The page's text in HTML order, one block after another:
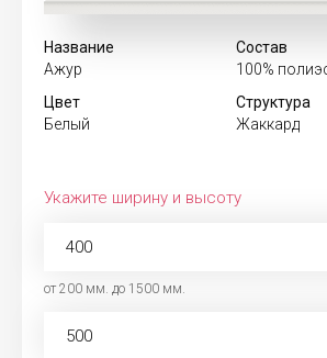
Название
Ажур
Состав
100%
Цвет
Белый
Структура
Жаккард
Укажите ширину и высоту
от 200 мм. до 1500 мм.